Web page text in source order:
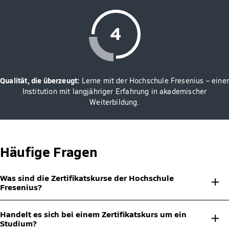
Qualität, die überzeugt: Lerne mit der Hochschule Fresenius – einer
Institution mit langjähriger Erfahrung in akademischer
Weiterbildung.
Häufige Fragen
Was sind die Zertifikatskurse der Hochschule
Fresenius?
Weiterbildungen ab 3 Stunden, die dir eine gezielte und
punktgenaue Weiterbildung ermöglichen. Sie finden On
Handelt es sich bei einem Zertifikatskurs um ein
Studium?